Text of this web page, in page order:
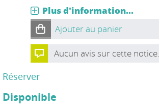
Plus d'information...
Ajouter au panier
Aucun avis sur cette notice.
Réserver
Disponible